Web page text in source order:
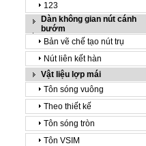
123
Dàn không gian nút cánh
bướm
Bản vẽ chế tạo nút trụ
Nút liên kết hàn
Vật liệu lợp mái
Tôn sóng vuông
Theo thiết kế
Tôn sóng tròn
Tôn VSIM